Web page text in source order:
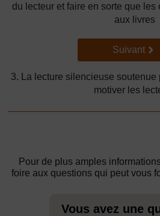
du lecteur et faire en sorte que les
aux livres
Suivant
Suivant
3. La lecture silencieuse soutenue
motiver les
Pour de plus amples
foire aux questions qui peut vous
Vous avez une